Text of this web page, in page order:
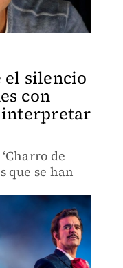
el silencio
con
de
que se han